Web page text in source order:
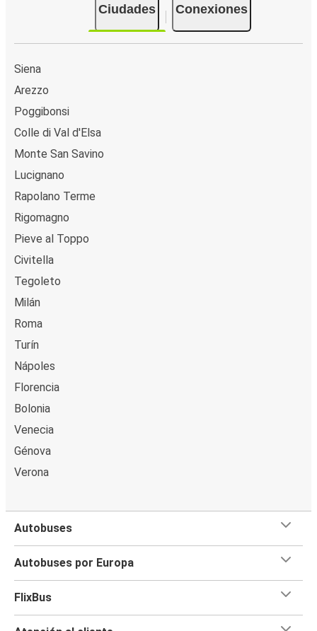
Ciudades Conexiones
Siena
Arezzo
Poggibonsi
Colle di Val d'Elsa
Monte San Savino
Lucignano
Rapolano Terme
Rigomagno
Pieve al Toppo
Civitella
Tegoleto
Milán
Roma
Turín
Nápoles
Florencia
Bolonia
Venecia
Génova
Verona
Autobuses
Autobuses por Europa
FlixBus